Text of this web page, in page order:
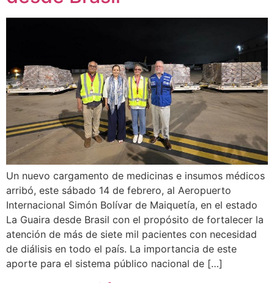
Un nuevo cargamento de medicinas e insumos médicos
arribó, este sábado 14 de febrero, al Aeropuerto
Internacional Simón Bolívar de Maiquetía, en el estado
La Guaira desde Brasil con el propósito de fortalecer la
atención de más de siete mil pacientes con necesidad
de diálisis en todo el país. La importancia de este
aporte para el sistema público nacional de […]